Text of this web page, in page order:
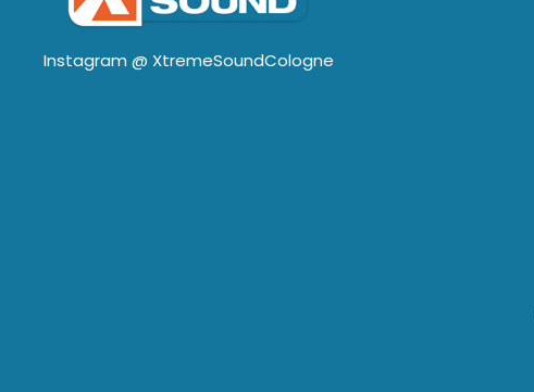
Instagram @ XtremeSoundCologne